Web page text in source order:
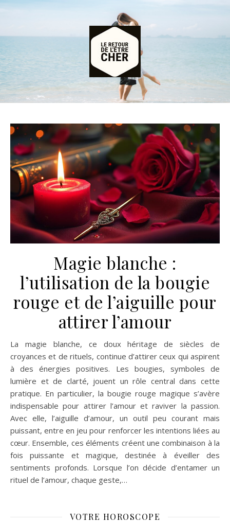
Magie blanche :
l’utilisation de la bougie
rouge et de l’aiguille pour
attirer l’amour
La magie blanche, ce doux héritage de siècles de
croyances et de rituels, continue d’attirer ceux qui aspirent
à des énergies positives. Les bougies, symboles de
lumière et de clarté, jouent un rôle central dans cette
pratique. En particulier, la bougie rouge magique s’avère
indispensable pour attirer l’amour et raviver la passion.
Avec elle, l’aiguille d’amour, un outil peu courant mais
puissant, entre en jeu pour renforcer les intentions liées au
cœur. Ensemble, ces éléments créent une combinaison à la
fois puissante et magique, destinée à éveiller des
sentiments profonds. Lorsque l’on décide d’entamer un
rituel de l’amour, chaque geste,…
VOTRE HOROSCOPE